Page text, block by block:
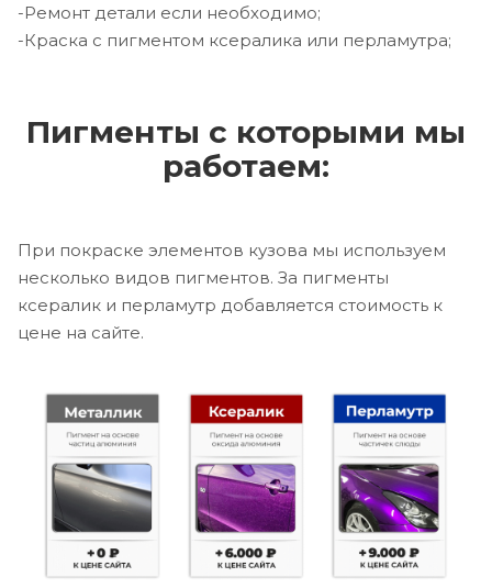
-Ремонт детали если необходимо;
-Краска с пигментом ксералика или перламутра;
Пигменты с которыми мы
работаем:
При покраске элементов кузова мы используем
несколько видов пигментов. За пигменты
ксералик и перламутр добавляется стоимость к
цене на сайте.